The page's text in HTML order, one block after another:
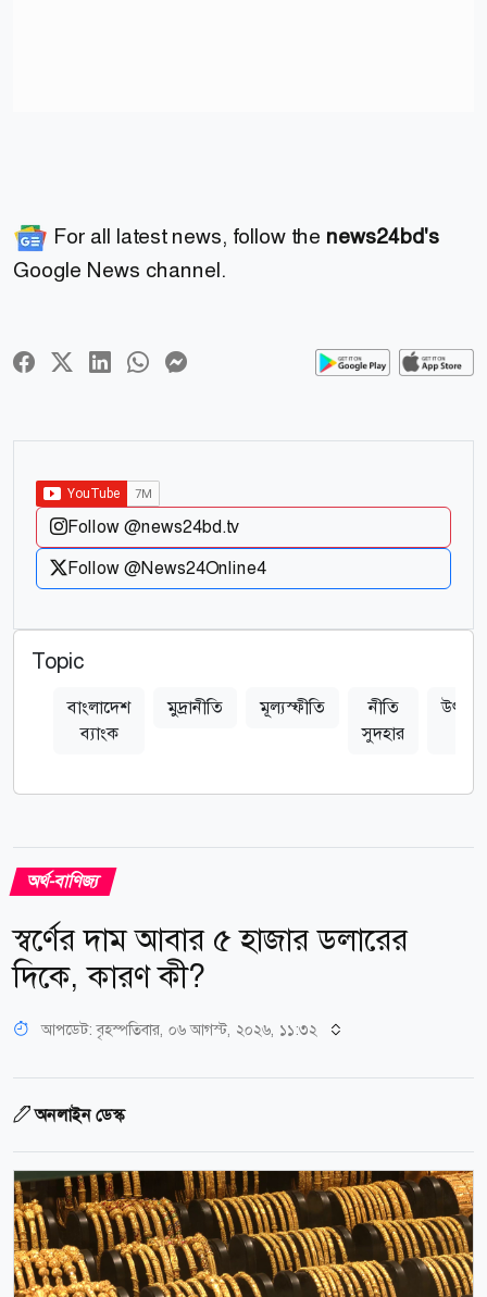
For all latest news, follow the news24bd's
Google News channel.
Follow @news24bd.tv
Follow @News24Online4
Topic
বাংলাদেশ
ব্যাংক
মুদ্রানীতি মূল্যস্ফীতি
নীতি
সুদহার
অর্থ-বাণিজ্য
স্বর্ণের দাম আবার ৫ হাজার ডলারের
দিকে, কারণ কী?
আপডেট: বৃহস্পতিবার, ০৬ আগস্ট, ২০২৬, ১১:৩২
অনলাইন ডেস্ক